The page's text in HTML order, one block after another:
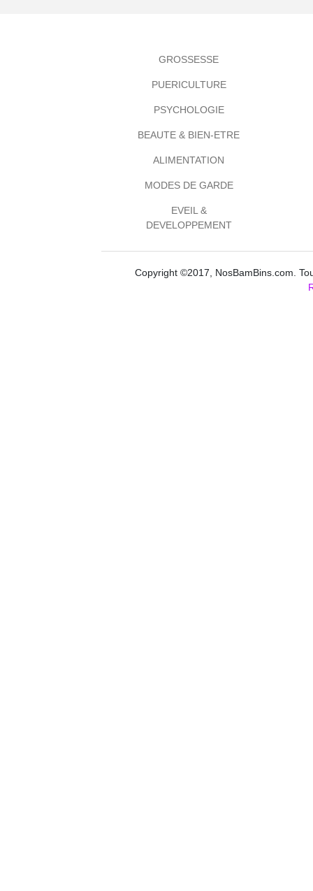
GROSSESSE
PUERICULTURE
PSYCHOLOGIE
BEAUTE & BIEN-ETRE
ALIMENTATION
MODES DE GARDE
EVEIL &
DEVELOPPEMENT
Copyright ©2017, NosBamBins.com.